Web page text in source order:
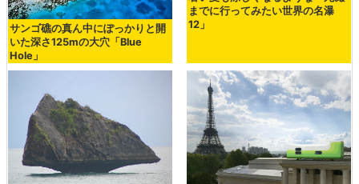
サンゴ礁の真ん中にぽっかりと開
いた深さ125mの大穴「Blue
Hole」
までに行ってみたい世界の名瀑
12」